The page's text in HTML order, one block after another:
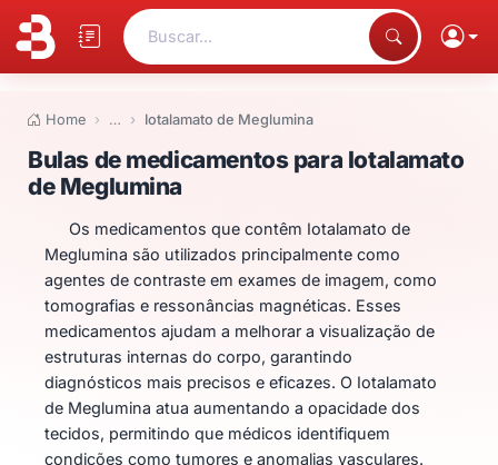
Buscar...
Home … Iotalamato de Meglumina
Bulas de medicamentos para
Bulas de medicamentos para Iotalamato
de Meglumina
Os medicamentos que contêm Iotalamato de
Meglumina são utilizados principalmente como
agentes de contraste em exames de imagem, como
tomografias e ressonâncias magnéticas. Esses
medicamentos ajudam a melhorar a visualização de
estruturas internas do corpo, garantindo
diagnósticos mais precisos e eficazes. O Iotalamato
de Meglumina atua aumentando a opacidade dos
tecidos, permitindo que médicos identifiquem
condições como tumores e anomalias vasculares.